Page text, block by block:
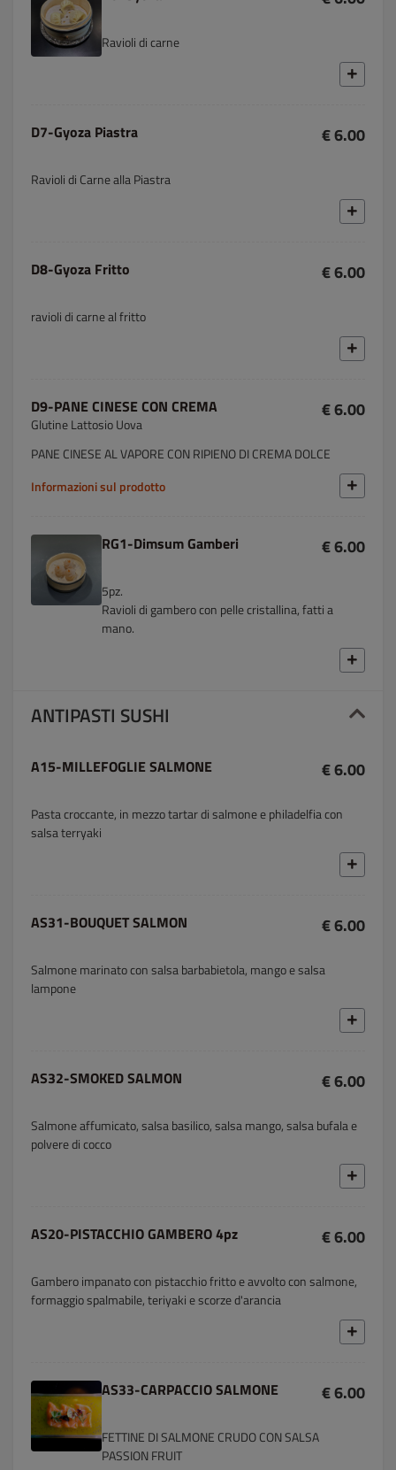
Ravioli di carne
D7-Gyoza Piastra € 6.00
Ravioli di Carne alla Piastra
D8-Gyoza Fritto € 6.00
ravioli di carne al fritto
D9-PANE CINESE CON CREMA
Glutine Lattosio Uova
€ 6.00
PANE CINESE AL VAPORE CON RIPIENO DI CREMA DOLCE
Informazioni sul prodotto
RG1-Dimsum Gamberi € 6.00
5pz.
Ravioli di gambero con pelle cristallina, fatti a
mano.
ANTIPASTI SUSHI
A15-MILLEFOGLIE SALMONE € 6.00
Pasta croccante, in mezzo tartar di salmone e philadelfia con
salsa terryaki
AS31-BOUQUET SALMON € 6.00
Salmone marinato con salsa barbabietola, mango e salsa
lampone
AS32-SMOKED SALMON € 6.00
Salmone affumicato, salsa basilico, salsa mango, salsa bufala e
polvere di cocco
AS20-PISTACCHIO GAMBERO 4pz € 6.00
Gambero impanato con pistacchio fritto e avvolto con salmone,
formaggio spalmabile, teriyaki e scorze d'arancia
AS33-CARPACCIO SALMONE € 6.00
FETTINE DI SALMONE CRUDO CON SALSA
PASSION FRUIT